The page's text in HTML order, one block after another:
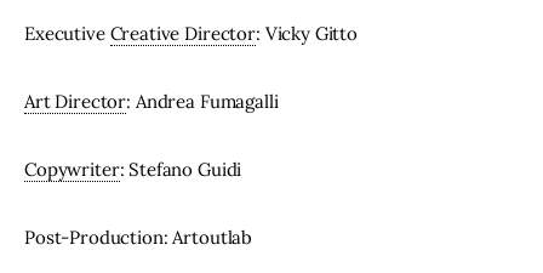
Executive Creative Director: Vicky Gitto
Art Director: Andrea Fumagalli
Copywriter: Stefano Guidi
Post-Production: Artoutlab